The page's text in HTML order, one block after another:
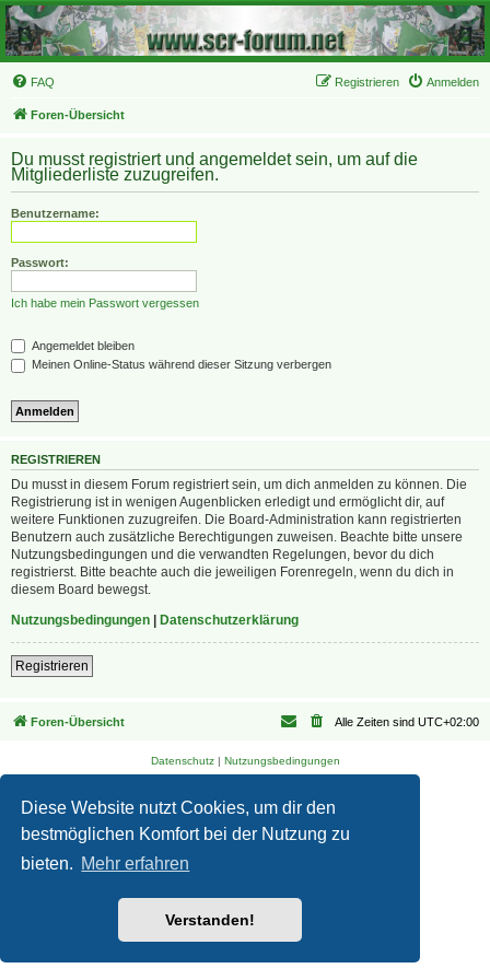
Diese Website nutzt Cookies, um dir den
bestmöglichen Komfort bei der Nutzung zu
bieten. Mehr erfahren
Verstanden!
FAQ Anmelden
Registrieren
Foren-Übersicht
Du musst registriert und angemeldet sein, um auf die
Mitgliederliste zuzugreifen.
Benutzername:
Passwort:
Ich habe mein Passwort vergessen
Angemeldet bleiben
Meinen Online-Status während dieser Sitzung verbergen
REGISTRIEREN
Du musst in diesem Forum registriert sein, um dich anmelden zu können. Die
Registrierung ist in wenigen Augenblicken erledigt und ermöglicht dir, auf
weitere Funktionen zuzugreifen. Die Board-Administration kann registrierten
Benutzern auch zusätzliche Berechtigungen zuweisen. Beachte bitte unsere
Nutzungsbedingungen und die verwandten Regelungen, bevor du dich
registrierst. Bitte beachte auch die jeweiligen Forenregeln, wenn du dich in
diesem Board bewegst.
Nutzungsbedingungen
Datenschutzerklärung
Registrieren
Foren-Übersicht Alle Zeiten sind UTC+02:00
Datenschutz| Nutzungsbedingungen